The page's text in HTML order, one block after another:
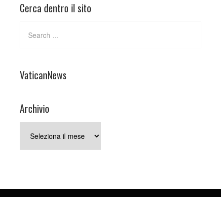
Cerca dentro il sito
VaticanNews
Archivio